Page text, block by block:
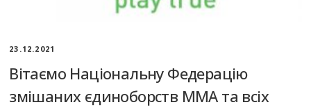
23.12.2021
Вітаємо Національну Федерацію
змішаних єдиноборств ММА та всіх